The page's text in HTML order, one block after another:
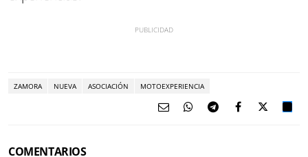
ZAMORA NUEVA ASOCIACIÓN MOTOEXPERIENCIA
COMENTARIOS